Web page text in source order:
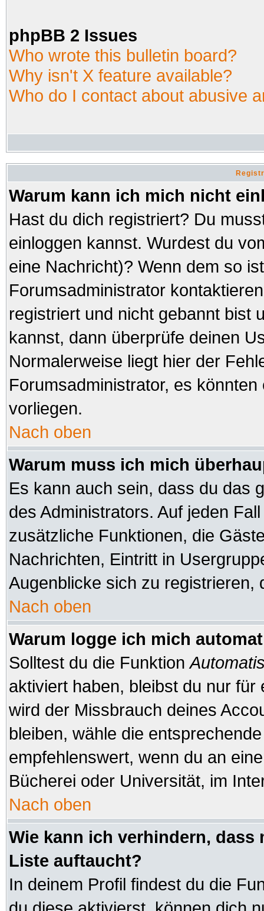
phpBB 2 Issues
Who wrote this bulletin board?
Why isn't X feature available?
Who do I contact about abusive
Warum kann ich mich nicht
Hast du dich registriert? Du
einloggen kannst. Wurdest du
eine Nachricht)? Wenn dem so
Forumsadministrator
registriert und nicht gebannt bist
kannst, dann überprüfe deinen
Normalerweise liegt hier der
Forumsadministrator, es
vorliegen.
Nach oben
Warum muss ich mich
Es kann auch sein, dass du das
des Administrators. Auf jeden
zusätzliche Funktionen, die
Nachrichten, Eintritt in
Augenblicke sich zu registrieren,
Nach oben
Warum logge ich mich
Solltest du die Funktion
aktiviert haben, bleibst du nur
wird der Missbrauch deines
bleiben, wähle die
empfehlenswert, wenn du an
Bücherei oder Universität, im
Nach oben
Wie kann ich verhindern, dass
Liste auftaucht?
In deinem Profil findest du die